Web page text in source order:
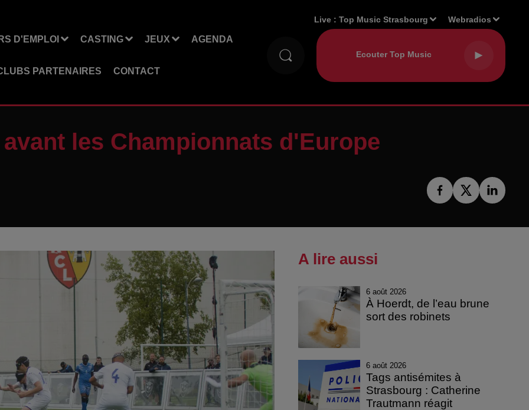
D'EMPLOI CASTING JEUX AGENDA
PARTENAIRES CONTACT
Live :Top Music Strasbourg Webradios
les Championnats d'Europe
A lire aussi
6 août 2026
À Hoerdt, de l’eau brune
sort des robinets
6 août 2026
Tags antisémites à
Strasbourg : Catherine
Trautmann réagit